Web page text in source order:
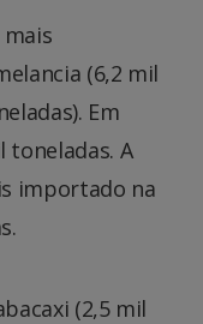
(6,2 mil
Em
toneladas. A
importado na
(2,5 mil